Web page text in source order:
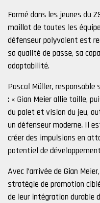
Formé dans les jeunes du
maillot de toutes les
défenseur polyvalent est
sa qualité de passe, sa
adaptabilité.
Pascal Müller,
: « Gian Meier allie taille,
du palet et vision du jeu,
un défenseur moderne. Il
créer des impulsions en
potentiel de
Avec l’arrivée de Gian
stratégie de promotion
de leur intégration durable